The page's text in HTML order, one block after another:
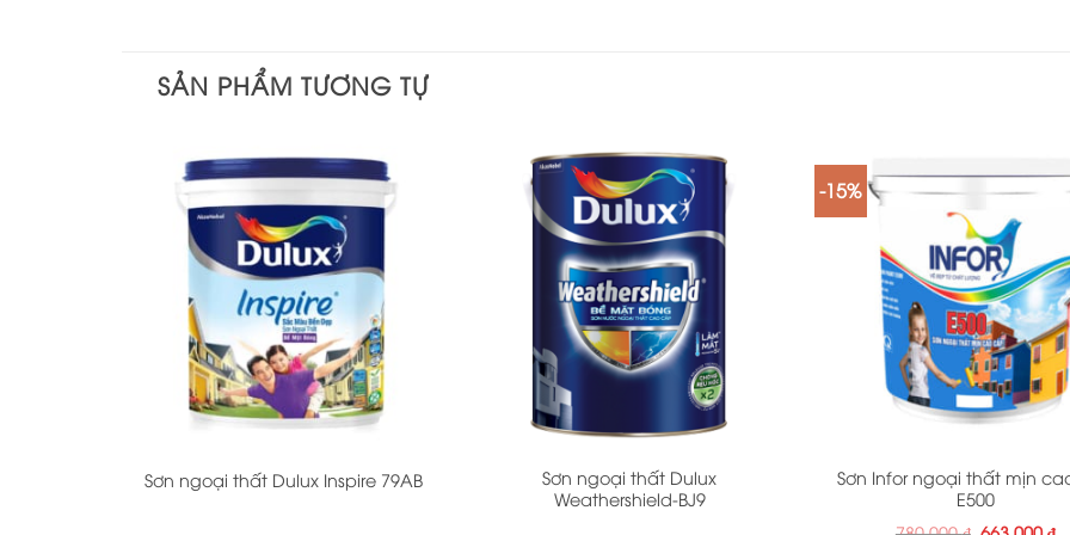
SẢN PHẨM TƯƠNG TỰ
Sơn ngoại thất Dulux Inspire 79AB
Sơn ngoại thất Dulux
Weathershield-BJ9
-15%
Sơn Infor ngoại thất mịn
E500